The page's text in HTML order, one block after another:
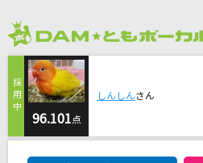
イエス
Acid Black Cherry
唱
Ado
96.101 点
しんしんさん